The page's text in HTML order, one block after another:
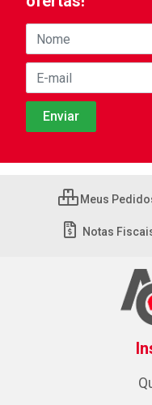
Meus
Notas